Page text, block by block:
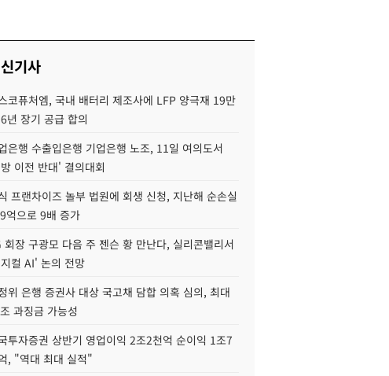
기사
코퓨처엠, 국내 배터리 제조사에 LFP 양극재 19만
년 장기 공급 합의
은행 수출입은행 기업은행 노조, 11일 여의도서
이전 반대' 결의대회
프랜차이즈 놀부 법원에 회생 신청, 지난해 순손실
억으로 9배 증가
회장 구광모 다음 주 젠슨 황 만난다, 실리콘밸리서
컬 AI' 논의 전망
위 은행 증권사 대상 국고채 담합 의혹 심의, 최대
과징금 가능성
투자증권 상반기 영업이익 2조2천억 순이익 1조7
, "역대 최대 실적"